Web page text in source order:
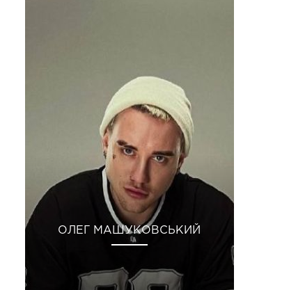
ОЛЕГ МАШУКОВСЬКИЙ